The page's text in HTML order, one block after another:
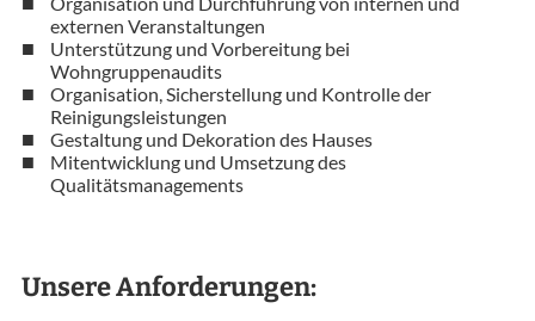
externen Veranstaltungen
Unterstützung und Vorbereitung bei
Wohngruppenaudits
Organisation, Sicherstellung und Kontrolle der
Reinigungsleistungen
Gestaltung und Dekoration des Hauses
Mitentwicklung und Umsetzung des
Qualitätsmanagements
Unsere Anforderungen: